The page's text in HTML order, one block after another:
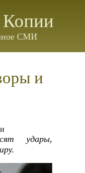
Копии
СМИ
и
удары,